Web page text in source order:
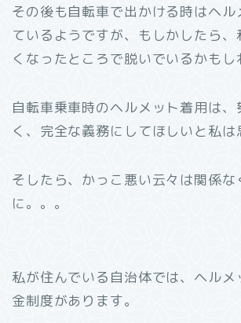
その後も自転車で出かける時はヘル
ているようですが、もしかしたら、
くなったところで脱いでいるかもし
自転車乗車時のヘルメット着用は、
く、完全な義務にしてほしいと私は
そしたら、かっこ悪い云々は関係な
に。。。
私が住んでいる自治体では、ヘルメ
金制度があります。